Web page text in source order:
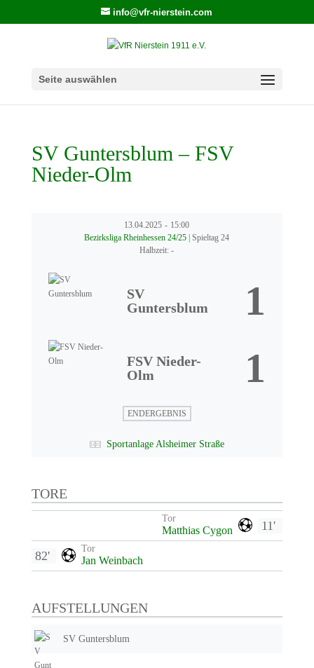
info@vfr-nierstein.com
Seite auswählen
SV Guntersblum – FSV
Nieder-Olm
13.04.2025 - 15:00
Bezirksliga Rheinhessen 24/25 | Spieltag 24
Halbzeit: -
SV
Guntersblum
1
FSV Nieder-
Olm
1
ENDERGEBNIS
Sportanlage Alsheimer Straße
TORE
11'
Tor
Matthias Cygon
Tor
Jan Weinbach
82'
AUFSTELLUNGEN
SV Guntersblum